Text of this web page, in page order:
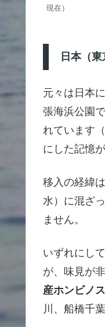
現在）
日本（
元々は日本
張海浜公園
れています
にした記憶
移入の経緯
水）に混ざ
ません。
いずれにし
が、味見が
産ホンビノ
川、船橋千